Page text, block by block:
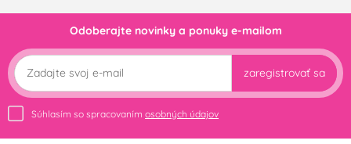
Odoberajte novinky a ponuky e-mailom
zaregistrovať sa
Súhlasím so spracovaním osobných údajov